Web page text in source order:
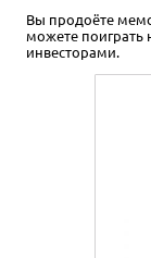
Вы продоёте
можете поиграть
инвесторами.